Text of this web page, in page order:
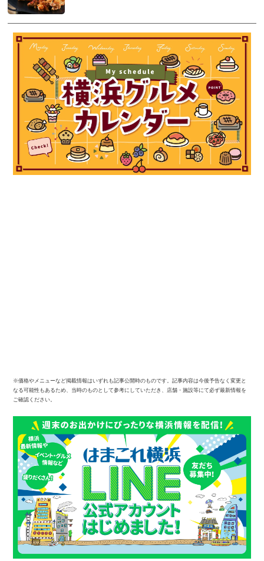
※価格やメニューなど掲載情報はいずれも記事公開時のものです。記事内容は今後予告なく変更と
なる可能性もあるため、当時のものとして参考にしていただき、店舗・施設等にて必ず最新情報を
ご確認ください。